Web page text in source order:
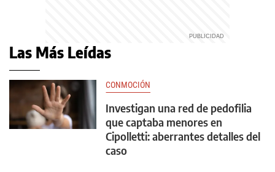
Las Más Leídas
CONMOCIÓN
Investigan una red de pedofilia
que captaba menores en
Cipolletti: aberrantes detalles del
caso